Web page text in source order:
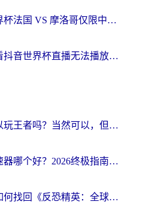
在国外看世界杯法国 VS 摩洛哥仅限中国大陆？别让地域限制拦下你的欢呼
在澳大利亚看抖音世界杯直播无法播放？海外党体育观赛终极指南来了！
身在国外可以玩王者吗？当然可以，但你需要这份“加速”指南
海外游戏加速器哪个好？2026终极指南帮你畅玩国服+解决卡顿难题
身在海外，如何找回《反恐精英：全球攻势》国服的丝滑手感？一份给你的终极指南